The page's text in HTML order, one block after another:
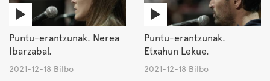
Puntu-erantzunak. Nerea
Ibarzabal.
2021-12-18 Bilbo
Puntu-erantzunak.
Etxahun Lekue.
2021-12-18 Bilbo